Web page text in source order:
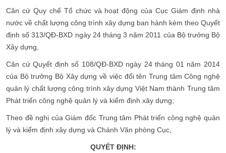
Căn cứ Quy chế Tổ chức và hoạt động của Cục Giám định nhà
nước về chất lượng công trình xây dựng ban hành kèm theo Quyết
định số 313/QĐ-BXD ngày 24 tháng 3 năm 2011 của Bộ trưởng Bộ
Xây dựng,
Căn cứ Quyết định số 108/QĐ-BXD ngày 24 tháng 01 năm 2014
của Bộ trưởng Bộ Xây dựng về việc đổi tên Trung tâm Công nghệ
quản lý chất lượng công trình xây dựng Việt Nam thành Trung tâm
Phát triển công nghệ quản lý và kiểm định xây dựng;
Theo đề nghị của Giám đốc Trung tâm Phát triển công nghệ quản
lý và kiểm định xây dựng và Chánh Văn phòng Cục,
QUYẾT ĐỊNH: